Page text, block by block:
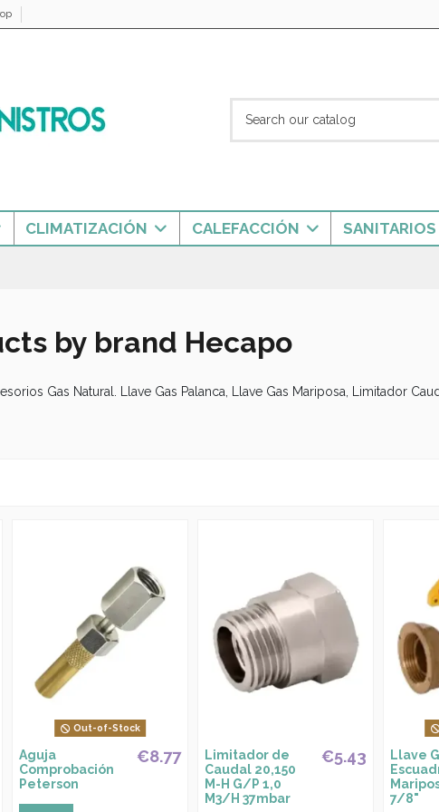
CLIMATIZACIÓN CALEFACCIÓN SANITARIOS
by brand Hecapo
Gas Natural. Llave Gas Palanca, Llave Gas Mariposa, Limitador
Out-of-Stock
Aguja
Comprobación
Peterson
€8.77
Limitador de
Caudal 20,150
M-H G/P 1,0
M3/H 37mbar
€5.43
Llave
7/8"